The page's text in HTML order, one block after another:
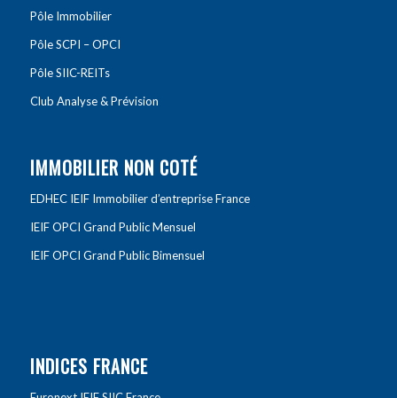
Pôle Immobilier
Pôle SCPI – OPCI
Pôle SIIC-REITs
Club Analyse & Prévision
IMMOBILIER NON COTÉ
EDHEC IEIF Immobilier d’entreprise France
IEIF OPCI Grand Public Mensuel
IEIF OPCI Grand Public Bimensuel
INDICES FRANCE